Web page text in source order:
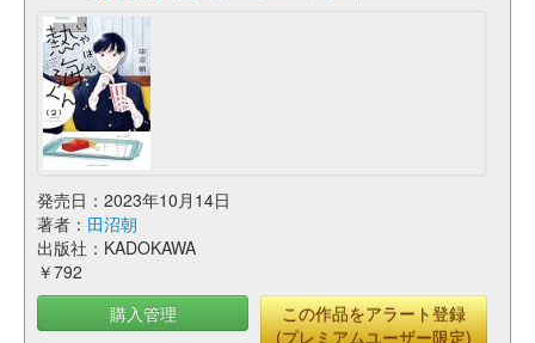
発売日：2023年10月14日
著者： 田沼朝
出版社：KADOKAWA
￥792
購入管理
この作品をアラート登録
(プレミアムユーザー限定)